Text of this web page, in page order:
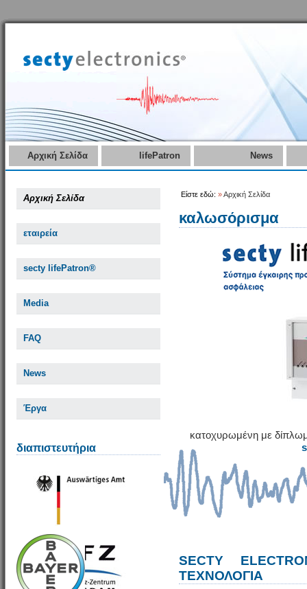
Αρχική Σελίδα lifePatron News
Αρχική Σελίδα
εταιρεία
secty lifePatron®
Media
FAQ
News
Έργα
διαπιστευτήρια
Είστε εδώ: »Αρχική Σελίδα
καλωσόρισμα
κατοχυρωμένη με
SECTY
ΤΕΧΝΟΛΟΓΙΑ